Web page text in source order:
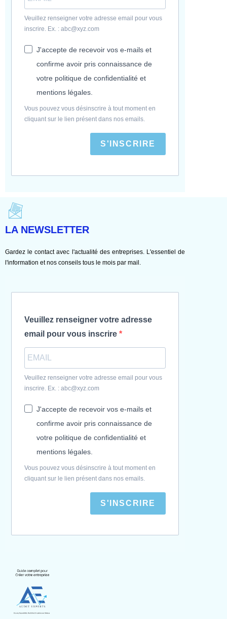
Veuillez renseigner votre adresse email pour vous
inscrire. Ex. : abc@xyz.com
J'accepte de recevoir vos e-mails et
confirme avoir pris connaissance de
votre politique de confidentialité et
mentions légales.
Vous pouvez vous désinscrire à tout moment en
cliquant sur le lien présent dans nos emails.
S'INSCRIRE
LA NEWSLETTER
Gardez le contact avec l'actualité des entreprises. L'essentiel de
l'information et nos conseils tous le mois par mail.
Veuillez renseigner votre adresse
email pour vous inscrire
Veuillez renseigner votre adresse email pour vous
inscrire. Ex. : abc@xyz.com
J'accepte de recevoir vos e-mails et
confirme avoir pris connaissance de
votre politique de confidentialité et
mentions légales.
Vous pouvez vous désinscrire à tout moment en
cliquant sur le lien présent dans nos emails.
S'INSCRIRE